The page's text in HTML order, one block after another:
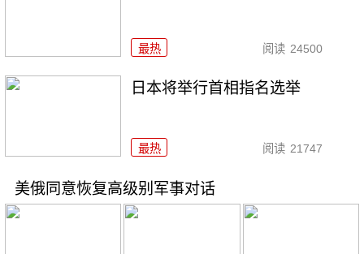
最热 阅读 24500
日本将举行首相指名选举
最热 阅读 21747
美俄同意恢复高级别军事对话